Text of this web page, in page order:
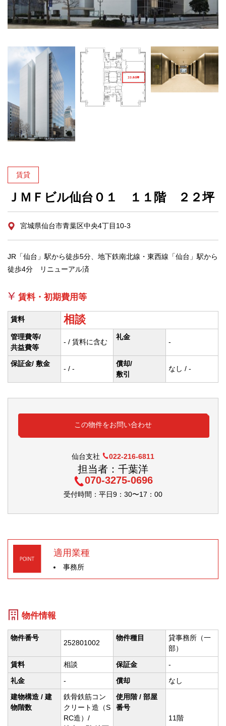
賃貸
ＪＭＦビル仙台０１ １１階 ２２坪
宮城県仙台市青葉区中央4丁目10-3
JR「仙台」駅から徒歩5分、地下鉄南北線・東西線「仙台」駅から
徒歩4分 リニューアル済
賃料・初期費用等
賃料 相談
管理費等/
共益費等
- / 賃料に含む
礼金
-
保証金/ 敷金
- / -
償却/
敷引
なし / -
この物件をお問い合わせ
仙台支社 022-216-6811
担当者：千葉洋
070-3275-0696
受付時間：平日9：30〜17：00
適用業種
事務所
物件情報
物件番号
252801002
物件種目
貸事務所（一
部）
賃料
相談 保証金
-
礼金
- 償却
なし
建物構造 / 建
物階数
鉄骨鉄筋コン
クリート造（S
RC造）/
使用階 / 部屋
番号
11階